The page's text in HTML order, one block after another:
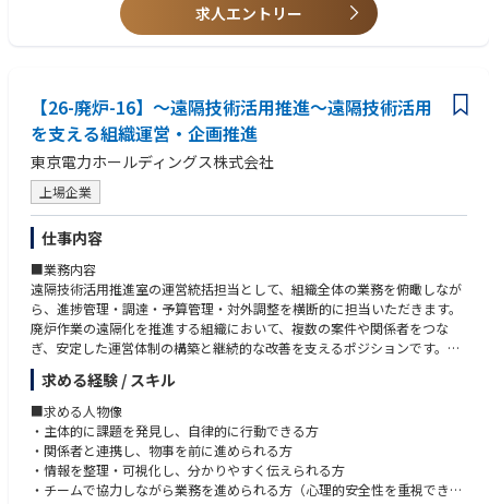
・決算業務（月次・年次）の補助
・会計監査・内部監査対応
4．人事
・採用業務（新卒・中途・受入出向対応）
・労務管理（勤怠管理、労働時間管理、法令対応）
・教育・研修の企画および運営（安全教育含む）
・人事制度運用、評価関連業務の補助
・従業員の安全衛生管理および職場環境改善活動
・通勤バス・発電所構内運行バスの運営
【職責】
入社後は、配属された領域における担当業務を着実に習得しながら、発電
所運営を支える管理業務を担っていただきます。日々の運営を安定的に支
えることに加え、業務改善や関係者との調整にも主体的に関わることを想
定しています。
・配属領域における担当業務の遂行と、正確な事務処理・記録管理
・社内規程や関連法令に基づく運用および各種手続きへの対応
・関係部署・協力会社との進捗確認や情報共有、各種調整業務
・業務上の課題やリスクの把握と、適切な報告・連携
・業務フローの見直しや標準化、IT活用による改善提案
・一般管理業務（総務・経理・人事・資材等）に関する基礎知識
・基本的なPCスキル（Excelでのデータ集計、Wordでの文書作成、Po
・情報管理・機密保持に関する基本的な理解
・業務の優先順位を整理し、期限管理ができるタスク管理能力
【歓迎要件】
・経験：
・行政機関での勤務経験
・官庁申請・許認可対応等の実務経験
・経理（決算補助、原価管理、予算管理）に関する実務経験
・資材・調達（購買、契約、在庫管理、取引先対応）に関する実務経験
・人事・労務（採用、勤怠管理、労務対応、教育研修）に関する実務経
験
・総務（施設管理、文書管理、社内調整業務など）の経験
・業務改善・効率化（業務フロー見直し、IT活用、標準化）の実務経験
・大規模組織または多拠点環境でのバックオフィス業務経験
・知識・技能：
・行政手続き・許認可申請に関する知識
・官公庁との折衝や申請業務に必要な制度・法令の理解
・会計・財務に関する知識（簿記資格や原価管理の知識等）
・調達・購買・契約管理に関する知識
・労務管理・人事制度・労働関連法規に関する知識
求人エントリー
【26-廃炉-16】～遠隔技術活用推進～遠隔技術活用
を支える組織運営・企画推進
東京電力ホールディングス株式会社
上場企業
仕事内容
■業務内容
遠隔技術活用推進室の運営統括担当として、組織全体の業務を俯瞰しなが
ら、進捗管理・調達・予算管理・対外調整を横断的に担当いただきます。
廃炉作業の遠隔化を推進する組織において、複数の案件や関係者をつな
ぎ、安定した運営体制の構築と継続的な改善を支えるポジションです。
～具体的には～
・室内で進行する複数案件の進捗状況を把握し、課題整理や対応方針の検
討を行う
・関係部署や関係機関との調整窓口として、情報共有や業務連携を推進す
る
・調達・予算に関する管理業務を担当し、計画的な事業運営を支援する
・報告資料や説明資料を作成し、組織運営に必要な情報を整理・可視化す
求める経験 / スキル
■求める人物像
・主体的に課題を発見し、自律的に行動できる方
・関係者と連携し、物事を前に進められる方
・情報を整理・可視化し、分かりやすく伝えられる方
・チームで協力しながら業務を進められる方（心理的安全性を重視できる